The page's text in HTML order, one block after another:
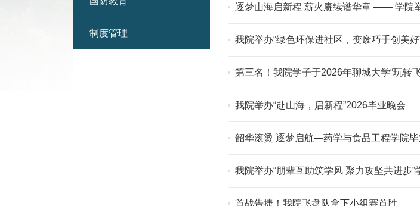
制度管理
逐梦山海启新程 薪火赓续谱华章 —— 学院
我院举办“绿色环保进社区，变废巧手创美
第三名！我院学子于2026年聊城大学“玩转
我院举办“赴山海，启新程”2026毕业晚会
韶华滚烫 逐梦启航—药学与食品工程学院毕
我院举办“朋辈互助筑学风 聚力攻坚共进步”
首战告捷！我院飞盘队拿下小组赛首胜